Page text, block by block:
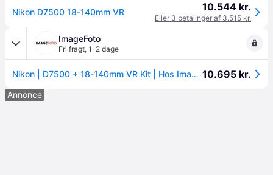
Nikon D7500 18-140mm VR 10.544 kr.
Eller 3 betalinger af 3.515 kr.
ImageFoto
Fri fragt, 1-2 dage
Nikon | D7500 + 18-140mm VR Kit | Hos ImageFoto. 10.695 kr.
Annonce